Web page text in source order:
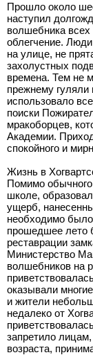
Прошло около
наступил
волшебника
облегчение.
на улице, не
захолустных
времена. Тем не
прежнему гуляли
использовало
поиски
мракоборцев,
Академии.
спокойного и
Жизнь в
Помимо
школе,
ущерб,
необходимо
прошедшее лето
реставрации
Министерство
волшебников на
оказывали
и жители
недалеко от
запретило
возраста,